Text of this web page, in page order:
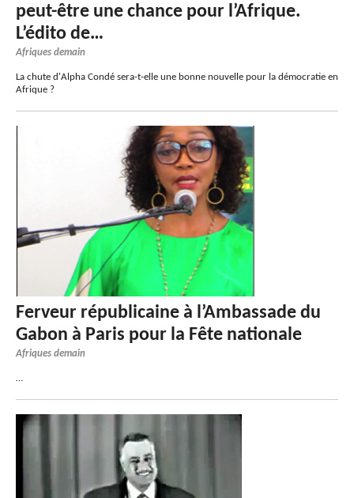
peut-être une chance pour l’Afrique.
L’édito de…
Afriques demain
La chute d'Alpha Condé sera-t-elle une bonne nouvelle pour la démocratie en
Afrique ?
Ferveur républicaine à l’Ambassade du
Gabon à Paris pour la Fête nationale
Afriques demain
…